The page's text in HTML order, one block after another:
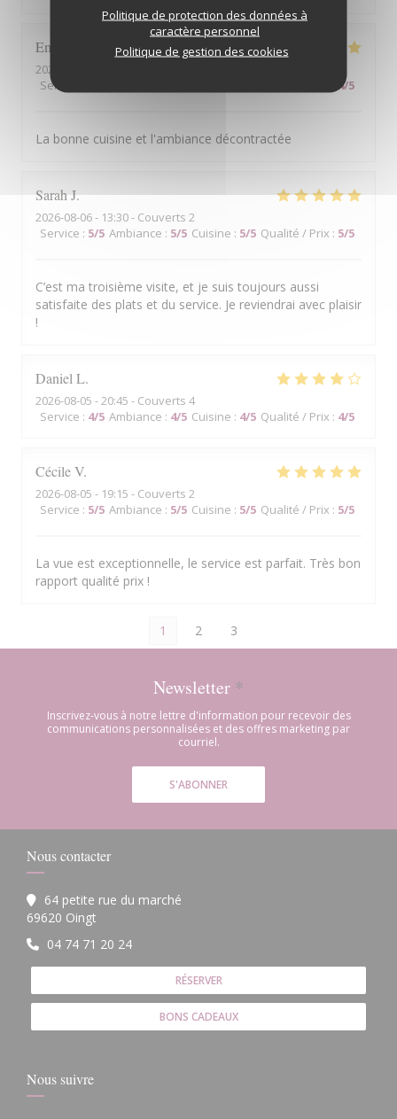
Politique de protection des données à
caractère personnel
Politique de gestion des cookies
Emmanuel
2026-08-07
Service
4/5
La bonne cuisine et l'ambiance décontractée
Sarah J
2026-08-06- 13:30 - Couverts 2
Service : 5/5 Ambiance : 5/5 Cuisine : 5/5 Qualité / Prix : 5/5
C’est ma troisième visite, et je suis toujours aussi
satisfaite des plats et du service. Je reviendrai avec plaisir
!
Daniel L
2026-08-05 - 20:45 - Couverts 4
Service : 4/5 Ambiance : 4/5 Cuisine : 4/5 Qualité / Prix : 4/5
CécileV
2026-08-05 - 19:15 - Couverts 2
Service : 5/5 Ambiance : 5/5 Cuisine : 5/5 Qualité / Prix : 5/5
La vue est exceptionnelle, le service est parfait. Très bon
rapport qualité prix !
1 2 3
Newsletter *
Inscrivez-vous à notre lettre d'information pour recevoir des
communications personnalisées et des offres marketing par
courriel.
S'ABONNER
Nous contacter
64 petite rue du marché
69620 Oingt
04 74 71 20 24
RÉSERVER
BONS CADEAUX
Nous suivre